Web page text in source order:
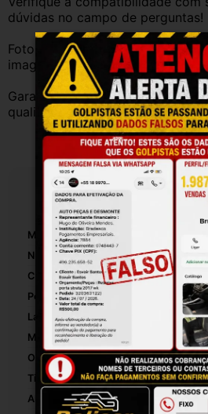
dúvidas no campo de perguntas!
Fotos reais do produto. Peça
imagens.
Garantia válida somente com
qualificado.
Marca:
Número De Peça:
Cor:
Posição:
Lado:
Material:
Origem:
Tipo De Veículo:
Altura Da Embalagem: